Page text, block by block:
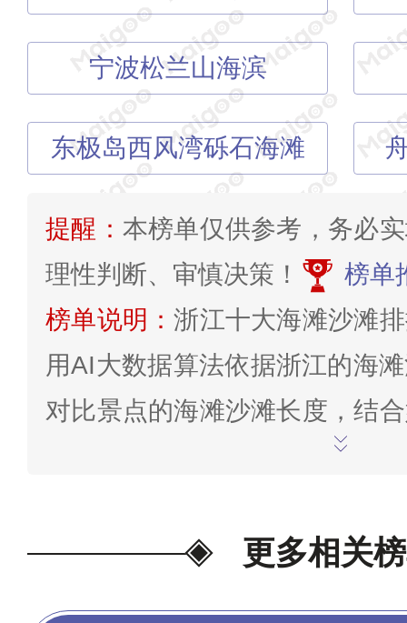
宁波松兰山海滨
东极岛西风湾砾石海滩
提醒： 本榜单仅供参考，务必
理性判断、审慎决策！
榜单
榜单说明：浙江十大海滩沙滩
用AI大数据算法依据浙江的海
对比景点的海滩沙滩长度，结
景区在网络旅游平台的观赏
的人数、景点的点评数量、评
更多相关